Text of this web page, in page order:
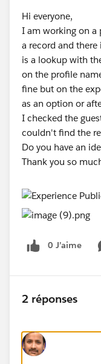
Hi everyone,
I am working on a
a record and
is a lookup with
on the profile
fine but on the
as an option or
I checked the
couldn't find the
Do you have an
Thank you so
0 J’aime
2 réponses